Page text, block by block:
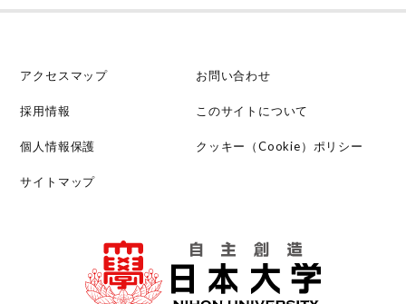
アクセスマップ お問い合わせ
採用情報 このサイトについて
個人情報保護 クッキー（Cookie）ポリシー
サイトマップ